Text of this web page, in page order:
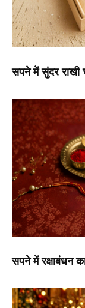
सपने में सुंदर
सपने में रक्षाबंधन